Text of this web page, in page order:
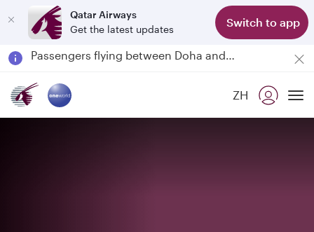
Qatar Airways
Get the latest updates
Switch to app
Passengers flying between Doha and Auckland on QR914 and QR915
18 June 2026: Updates on Travelling with Power Banks
ZH